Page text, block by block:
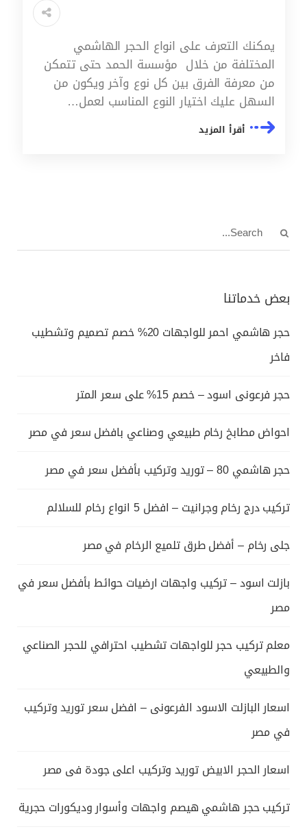
يمكنك التعرف على انواع الحجر الهاشمي
المختلفة من خلال مؤسسة الحمد حتى تتمكن
من معرفة الفرق بين كل نوع وآخر ويكون من
السهل عليك اختيار النوع المناسب لعمل…
أقرأ المزيد
بعض خدماتنا
حجر هاشمي احمر للواجهات 20% خصم تصميم وتشطيب
فاخر
حجر فرعونى اسود – خصم 15% على سعر المتر
احواض مطابخ رخام طبيعي وصناعي بافضل سعر في مصر
حجر هاشمي 80 – توريد وتركيب بأفضل سعر في مصر
تركيب درج رخام وجرانيت – افضل 5 انواع رخام للسلالم
جلى رخام – أفضل طرق تلميع الرخام في مصر
بازلت اسود – تركيب واجهات ارضيات حوائط بأفضل سعر في
مصر
معلم تركيب حجر للواجهات تشطيب احترافي للحجر الصناعي
والطبيعي
اسعار البازلت الاسود الفرعونى – افضل سعر توريد وتركيب
في مصر
اسعار الحجر الابيض توريد وتركيب اعلى جودة فى مصر
تركيب حجر هاشمي هيصم واجهات وأسوار وديكورات حجرية